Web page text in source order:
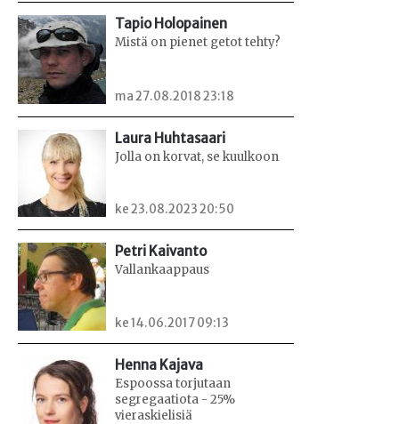
Tapio Holopainen
Mistä on pienet getot tehty?
ma 27.08.2018 23:18
Laura Huhtasaari
Jolla on korvat, se kuulkoon
ke 23.08.2023 20:50
Petri Kaivanto
Vallankaappaus
ke 14.06.2017 09:13
Henna Kajava
Espoossa torjutaan
segregaatiota - 25%
vieraskielisiä